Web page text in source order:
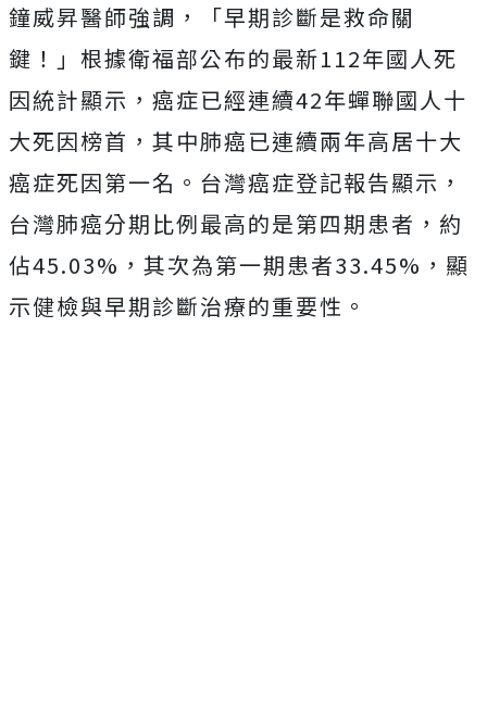
鐘威昇醫師強調，「早期診斷是救命關
鍵！」根據衛福部公布的最新112年國人死
因統計顯示，癌症已經連續42年蟬聯國人十
大死因榜首，其中肺癌已連續兩年高居十大
癌症死因第一名。台灣癌症登記報告顯示，
台灣肺癌分期比例最高的是第四期患者，約
佔45.03%，其次為第一期患者33.45%，顯
示健檢與早期診斷治療的重要性。